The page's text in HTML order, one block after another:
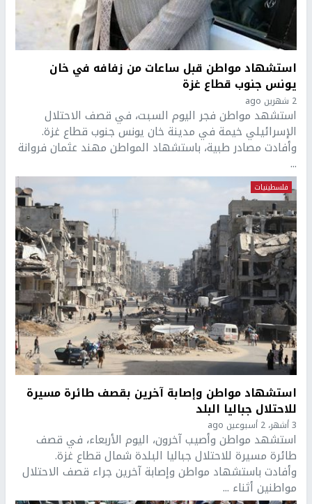
استشهاد مواطن قبل ساعات من زفافه في خان
يونس جنوب قطاع غزة
2 شهرين ago
استشهد مواطن فجر اليوم السبت، في قصف الاحتلال
الإسرائيلي خيمة في مدينة خان يونس جنوب قطاع غزة.
وأفادت مصادر طبية، باستشهاد المواطن مهند عثمان فروانة
...
فلسطينيات
استشهاد مواطن وإصابة آخرين بقصف طائرة مسيرة
للاحتلال جباليا البلد
3 أشهر، 2 أسبوعين ago
استشهد مواطن وأصيب آخرون، اليوم الأربعاء، في قصف
طائرة مسيرة للاحتلال جباليا البلدة شمال قطاع غزة.
وأفادت باستشهاد مواطن وإصابة آخرين جراء قصف الاحتلال
مواطنين أثناء ...